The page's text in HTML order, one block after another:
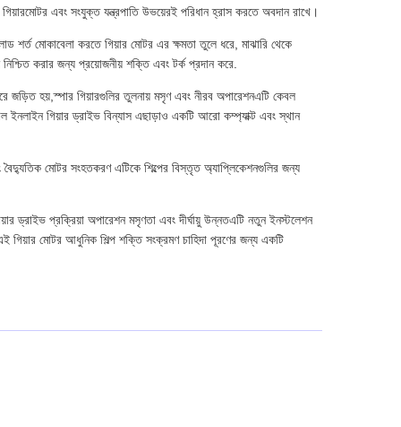
এবং সংযুক্ত যন্ত্রপাতি উভয়েরই পরিধান হ্রাস করতে অবদান রাখে।
শর্ত মোকাবেলা করতে গিয়ার মোটর এর ক্ষমতা তুলে ধরে, মাঝারি থেকে
করার জন্য প্রয়োজনীয় শক্তি এবং টর্ক প্রদান করে.
জড়িত হয়,স্পার গিয়ারগুলির তুলনায় মসৃণ এবং নীরব অপারেশনএটি কেবল
ইনলাইন গিয়ার ড্রাইভ বিন্যাস এছাড়াও একটি আরো কম্প্যাক্ট এবং স্থান
বৈদ্যুতিক মোটর সংহতকরণ এটিকে শিল্পের বিস্তৃত অ্যাপ্লিকেশনগুলির জন্য
ড্রাইভ প্রক্রিয়া অপারেশন মসৃণতা এবং দীর্ঘায়ু উন্নতএটি নতুন ইনস্টলেশন
গিয়ার মোটর আধুনিক শিল্প শক্তি সংক্রমণ চাহিদা পূরণের জন্য একটি